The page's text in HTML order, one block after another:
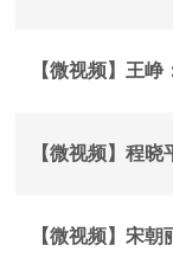
【微视频】王